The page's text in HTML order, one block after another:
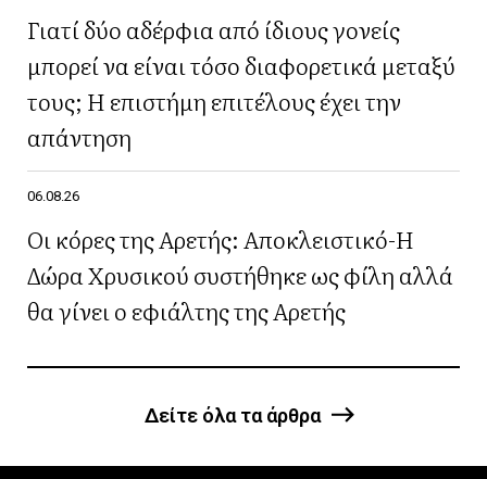
Γιατί δύο αδέρφια από ίδιους γονείς
μπορεί να είναι τόσο διαφορετικά μεταξύ
τους; Η επιστήμη επιτέλους έχει την
απάντηση
06.08.26
Οι κόρες της Αρετής: Αποκλειστικό-Η
Δώρα Χρυσικού συστήθηκε ως φίλη αλλά
θα γίνει ο εφιάλτης της Αρετής
Δείτε όλα τα άρθρα